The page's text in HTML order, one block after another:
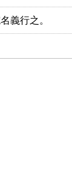
義行之。